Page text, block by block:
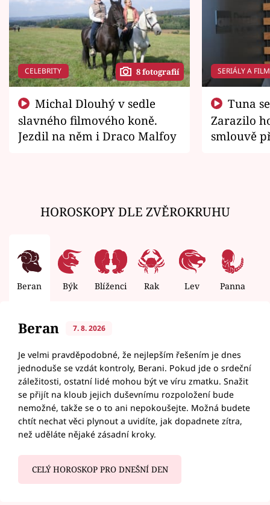
CELEBRITY 8 fotografií
slavného filmového koně.
Jezdil na něm i Draco Malfoy
SERIÁLY A
Zarazilo
smlouvě
HOROSKOPY DLE ZVĚROKRUHU
Beran Býk Blíženci Rak Lev Panna
Beran 7. 8. 2026
Je velmi pravděpodobné, že nejlepším řešením je dnes
jednoduše se vzdát kontroly, Berani. Pokud jde o srdeční
záležitosti, ostatní lidé mohou být ve víru zmatku. Snažit
se přijít na kloub jejich duševnímu rozpoložení bude
nemožné, takže se o to ani nepokoušejte. Možná budete
chtít nechat věci plynout a uvidíte, jak dopadnete zítra,
než uděláte nějaké zásadní kroky.
CELÝ HOROSKOP PRO DNEŠNÍ DEN